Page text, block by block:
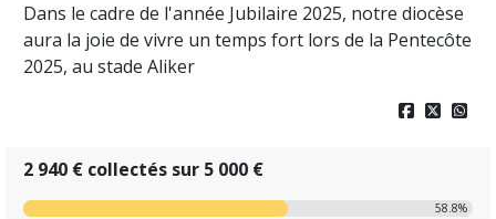
Dans le cadre de l'année Jubilaire 2025, notre diocèse
aura la joie de vivre un temps fort lors de la Pentecôte
2025, au stade Aliker
  
2 940 € collectés sur 5 000 €
58.8%